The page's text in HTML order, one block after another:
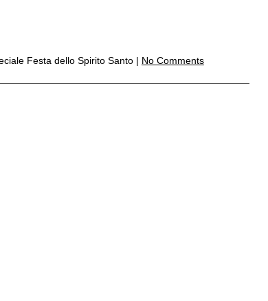
Festa dello Spirito Santo | No Comments